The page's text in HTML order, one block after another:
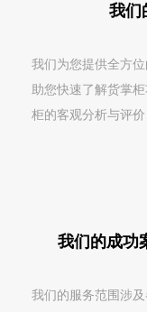
我们
我们为您提供全方
助您快速了解货掌
柜的客观分析与评
我们的成功
我们的服务范围涉